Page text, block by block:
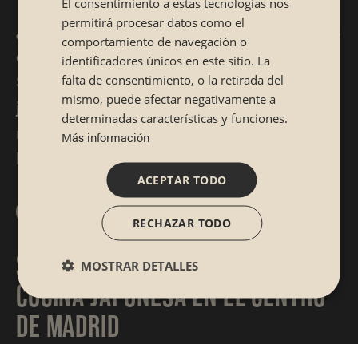
¿Tienes antojo de makis? ¿O quizás de noodles
o de un buen tartar de atún? Da lo mismo, en
Sibuya Urban Sushi Bar, tu restaurante
japonés en Chueca, tienes todo eso y mucho
más. Si todavía no has estado, ¡ya va siendo
hora!
¿A qué esperas para reservar en Sibuya?
SIBUYA CHUECA: SUSHI FUSIÓN Y
COCINA JAPONESA EN EL CENTRO
DE MADRID
permitirá procesar datos como el
comportamiento de navegación o
identificadores únicos en este sitio. La
falta de consentimiento, o la retirada del
mismo, puede afectar negativamente a
determinadas características y funciones.
Más información
ACEPTAR TODO
RECHAZAR TODO
MOSTRAR DETALLES